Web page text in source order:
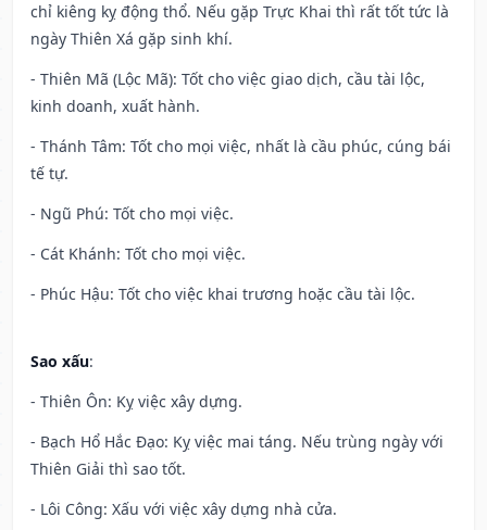
chỉ kiêng kỵ động thổ. Nếu gặp Trực Khai thì rất tốt tức là
ngày Thiên Xá gặp sinh khí.
- Thiên Mã (Lộc Mã): Tốt cho việc giao dịch, cầu tài lộc,
kinh doanh, xuất hành.
- Thánh Tâm: Tốt cho mọi việc, nhất là cầu phúc, cúng bái
tế tự.
- Ngũ Phú: Tốt cho mọi việc.
- Cát Khánh: Tốt cho mọi việc.
- Phúc Hậu: Tốt cho việc khai trương hoặc cầu tài lộc.
Sao xấu:
- Thiên Ôn: Kỵ việc xây dựng.
- Bạch Hổ Hắc Đạo: Kỵ việc mai táng. Nếu trùng ngày với
Thiên Giải thì sao tốt.
- Lôi Công: Xấu với việc xây dựng nhà cửa.